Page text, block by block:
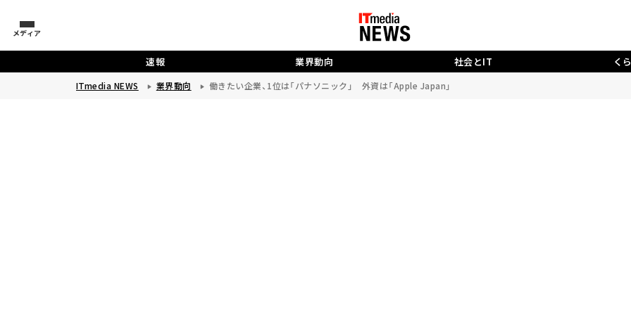
メディア
速報 業界動向 社会とIT く
ITmedia NEWS 業界動向 働きたい企業、1位は「パナソニック」 外資は「Apple Japan」